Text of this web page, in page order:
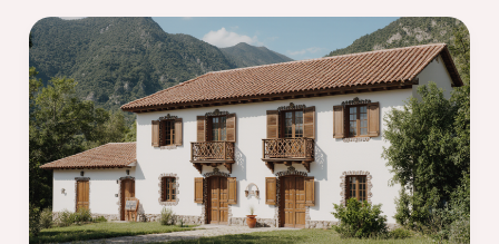
de
campo:
ideas
para
modernizar
sin
perder
el